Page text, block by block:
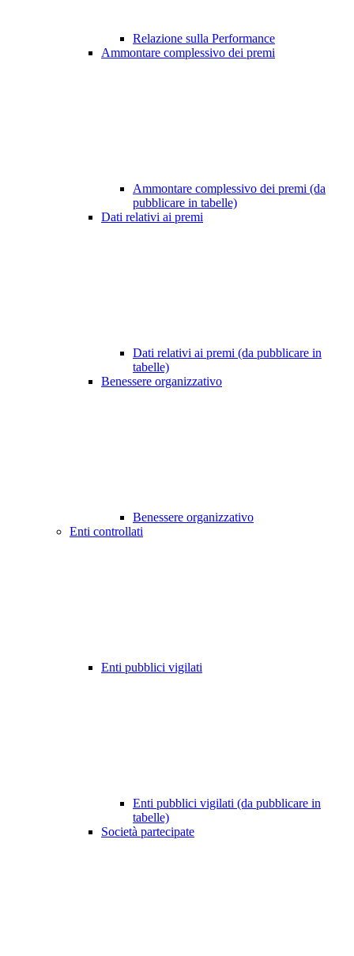
Relazione sulla Performance
Ammontare complessivo dei premi
Ammontare complessivo dei premi (da
pubblicare in tabelle)
Dati relativi ai premi
Dati relativi ai premi (da pubblicare in
tabelle)
Benessere organizzativo
Benessere organizzativo
Enti controllati
Enti pubblici vigilati
Enti pubblici vigilati (da pubblicare in
tabelle)
Società partecipate